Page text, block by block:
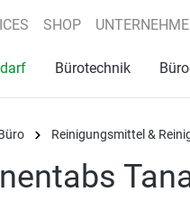
SHOP
Bürotechnik
Reinigungsmittel &